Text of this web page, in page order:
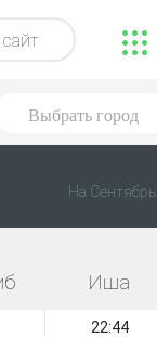
Выбрать город
На Сентябрь
Иша
22:44